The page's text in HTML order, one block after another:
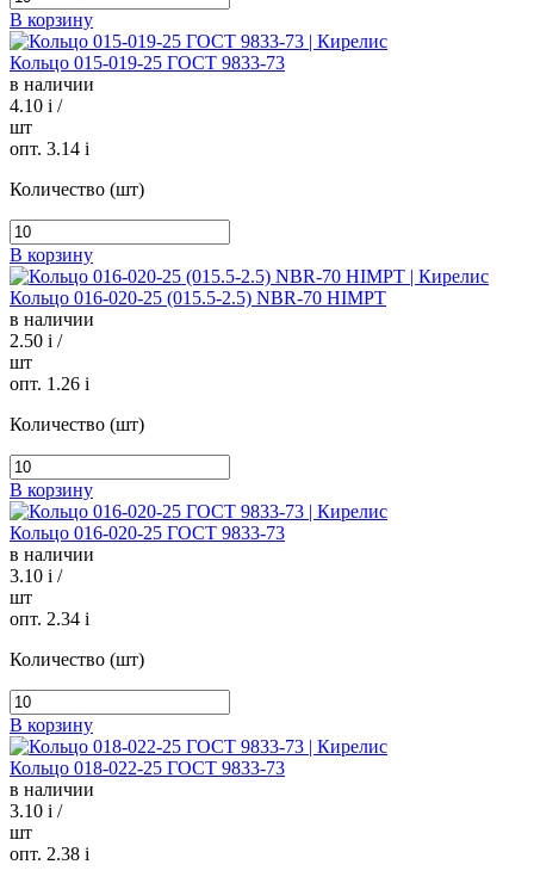
В корзину
Кольцо 015-019-25 ГОСТ 9833-73
в наличии
4.10 i /
шт
опт. 3.14 i
Количество (шт)
В корзину
Кольцо 016-020-25 (015.5-2.5) NBR-70 HIMPT
в наличии
2.50 i /
шт
опт. 1.26 i
Количество (шт)
В корзину
Кольцо 016-020-25 ГОСТ 9833-73
в наличии
3.10 i /
шт
опт. 2.34 i
Количество (шт)
В корзину
Кольцо 018-022-25 ГОСТ 9833-73
в наличии
3.10 i /
шт
опт. 2.38 i